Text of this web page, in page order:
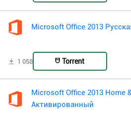
Microsoft Office 2013
1 058 Torrent
Microsoft Office 2013 Home
Активированный